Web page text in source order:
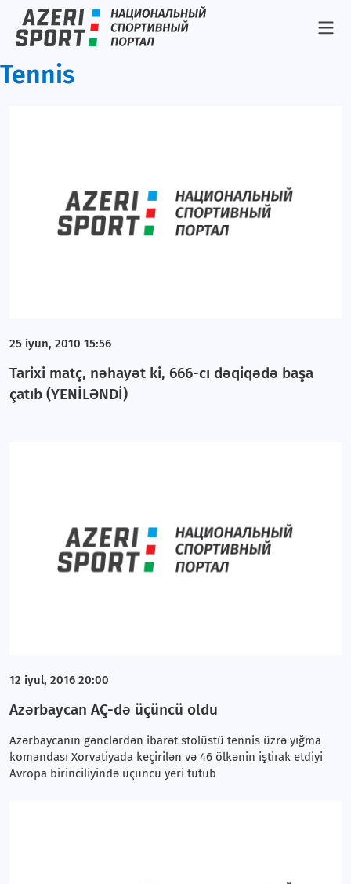
Tennis
25 iyun, 2010 15:56
Tarixi matç, nəhayət ki, 666-cı dəqiqədə başa
çatıb (YENİLƏNDİ)
12 iyul, 2016 20:00
Azərbaycan AÇ-də üçüncü oldu
Azərbaycanın gənclərdən ibarət stolüstü tennis üzrə yığma
komandası Xorvatiyada keçirilən və 46 ölkənin iştirak etdiyi
Avropa birinciliyində üçüncü yeri tutub